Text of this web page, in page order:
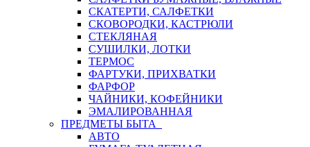
СКАТЕРТИ, САЛФЕТКИ
СКОВОРОДКИ, КАСТРЮЛИ
СТЕКЛЯНАЯ
СУШИЛКИ, ЛОТКИ
ТЕРМОС
ФАРТУКИ, ПРИХВАТКИ
ФАРФОР
ЧАЙНИКИ, КОФЕЙНИКИ
ЭМАЛИРОВАННАЯ
ПРЕДМЕТЫ БЫТА
АВТО